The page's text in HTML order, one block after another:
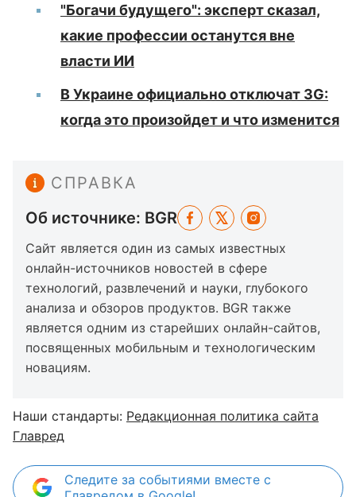
"Богачи будущего": эксперт сказал,
какие профессии останутся вне
власти ИИ
В Украине официально отключат 3G:
когда это произойдет и что изменится
СПРАВКА
Об источнике: BGR
Сайт является один из самых известных
онлайн-источников новостей в сфере
технологий, развлечений и науки, глубокого
анализа и обзоров продуктов. BGR также
является одним из старейших онлайн-сайтов,
посвященных мобильным и технологическим
новациям.
Наши стандарты: Редакционная политика сайта
Главред
Следите за событиями вместе с